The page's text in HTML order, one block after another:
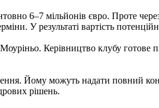
6–7 мільйонів євро. Проте
У результаті вартість
Керівництво клубу готове
Йому можуть надати повний
рішень.